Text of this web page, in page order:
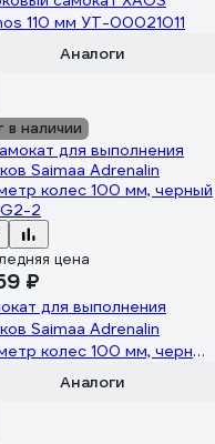
110 мм УТ-00021011
Аналоги
в наличии
цена
₽
для выполнения
Saimaa Adrenalin
колес 100 мм, черный
Аналоги